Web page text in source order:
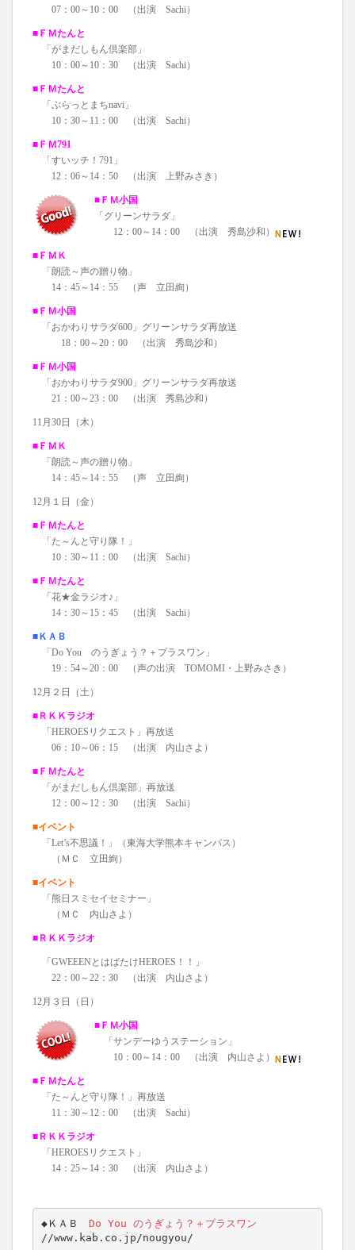
07：00～10：00 （出演 Sachi）
■ＦＭたんと
「がまだしもん倶楽部」
10：00～10：30 （出演 Sachi）
■ＦＭたんと
「ぶらっとまちnavi」
10：30～11：00 （出演 Sachi）
■ＦＭ791
「すいッチ！791」
12：06～14：50 （出演 上野みさき）
■ＦＭ小国
「グリーンサラダ」
12：00～14：00 （出演 秀島沙和）
■ＦＭＫ
「朗読～声の贈り物」
14：45～14：55 （声 立田絢）
■ＦＭ小国
「おかわりサラダ600」グリーンサラダ再放送
18：00～20：00 （出演 秀島沙和）
■ＦＭ小国
「おかわりサラダ900」グリーンサラダ再放送
21：00～23：00 （出演 秀島沙和）
11月30日（木）
■ＦＭＫ
「朗読～声の贈り物」
14：45～14：55 （声 立田絢）
12月１日（金）
■ＦＭたんと
「た～んと守り隊！」
10：30～11：00 （出演 Sachi）
■ＦＭたんと
「花★金ラジオ♪」
14：30～15：45 （出演 Sachi）
■ＫＡＢ
「Do You のうぎょう？＋プラスワン」
19：54～20：00 （声の出演 TOMOMI・上野みさき）
12月２日（土）
■ＲＫＫラジオ
「HEROESリクエスト」再放送
06：10～06：15 （出演 内山さよ）
■ＦＭたんと
「がまだしもん倶楽部」再放送
12：00～12：30 （出演 Sachi）
■イベント
「Let’s不思議！
」（東海大学熊本キャンパス）
（ＭＣ 立田絢）
■イベント
「熊日スミセイセミナー」
（ＭＣ 内山さよ）
■ＲＫＫラジオ
「GWEEENとはばたけHEROES！！」
22：00～22：30 （出演 内山さよ）
12月３日（日）
■ＦＭ小国
「サンデーゆうステーション」
10：00～14：00 （出演 内山さよ）
■ＦＭたんと
「た～んと守り隊！」再放送
11：30～12：00 （出演 Sachi）
■ＲＫＫラジオ
「HEROESリクエスト」
14：25～14：30 （出演 内山さよ）
◆ＫＡＢ
//www.kab.co.jp/nougyou/